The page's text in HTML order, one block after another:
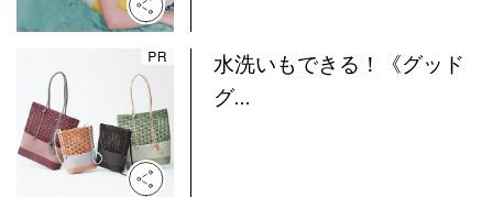
水洗いもできる！《グッド
グ...